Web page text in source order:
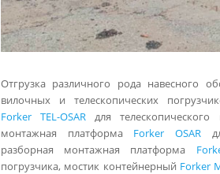
Отгрузка различного рода навесного
вилочных и телескопических
Forker TEL-OSAR для телескопического
монтажная платформа Forker OSAR
разборная монтажная платформа
погрузчика, мостик контейнерный Forker